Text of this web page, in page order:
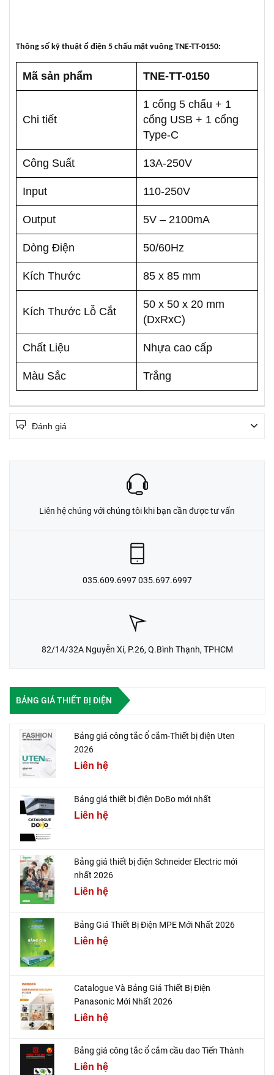
Thông số kỹ thuật ổ điện 5 chấu mặt vuông TNE-TT-0150:
Mã sản phẩm TNE-TT-0150
Chi tiết
1 cổng 5 chấu + 1
cổng USB + 1 cổng
Type-C
Công Suất 13A-250V
Input 110-250V
Output 5V – 2100mA
Dòng Điện 50/60Hz
Kích Thước 85 x 85 mm
Kích Thước Lỗ Cắt
50 x 50 x 20 mm
(DxRxC)
Chất Liệu Nhựa cao cấp
Màu Sắc Trắng
Đánh giá
Liên hệ chúng với chúng tôi khi bạn cần được tư vấn
035.609.6997 035.697.6997
82/14/32A Nguyễn Xí, P.26, Q.Bình Thạnh, TPHCM
BẢNG GIÁ THIẾT BỊ ĐIỆN
Bảng giá công tắc ổ cắm-Thiết bị điện Uten
2026
Liên hệ
Bảng giá thiết bị điện DoBo mới nhất
Liên hệ
Bảng giá thiết bị điện Schneider Electric mới
nhất 2026
Liên hệ
Bảng Giá Thiết Bị Điện MPE Mới Nhất 2026
Liên hệ
Catalogue Và Bảng Giá Thiết Bị Điện
Panasonic Mới Nhất 2026
Liên hệ
Bảng giá công tắc ổ cắm cầu dao Tiến Thành
Liên hệ